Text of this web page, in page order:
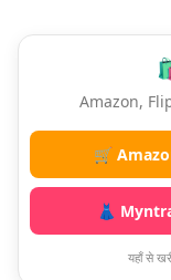
Amazon,
🛒
👗
यहाँ से